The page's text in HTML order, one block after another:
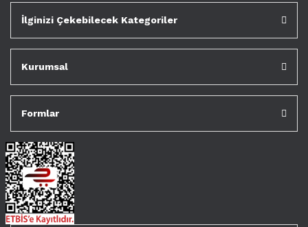
İlginizi Çekebilecek Kategoriler
Kurumsal
Formlar